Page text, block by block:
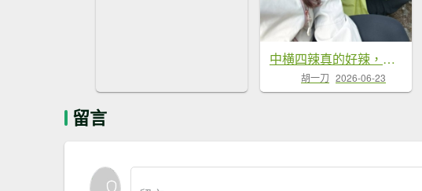
中横四辣真的好辣，畢祿山驚魂記
胡一刀 2026-06-23
留言